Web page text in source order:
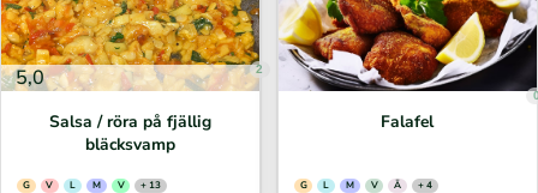
5,0 2
Salsa / röra på fjällig
bläcksvamp
G V L M V + 13
Falafel
G L M V Ä + 4